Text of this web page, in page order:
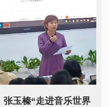
玉榛“走进音乐世界